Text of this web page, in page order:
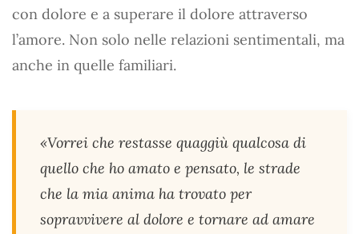
con dolore e a superare il dolore attraverso
l’amore. Non solo nelle relazioni sentimentali, ma
anche in quelle familiari.
«Vorrei che restasse quaggiù qualcosa di
quello che ho amato e pensato, le strade
che la mia anima ha trovato per
sopravvivere al dolore e tornare ad amare